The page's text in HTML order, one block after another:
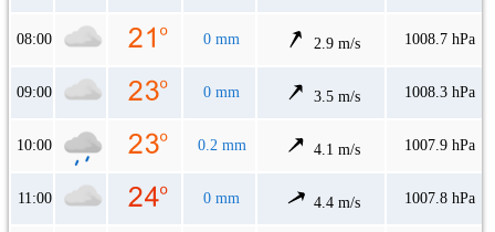
08:00 0 mm 2.9 m/s 1008.7 hPa
09:00 0 mm 3.5 m/s 1008.3 hPa
10:00 0.2 mm 4.1 m/s 1007.9 hPa
11:00 0 mm 4.4 m/s 1007.8 hPa